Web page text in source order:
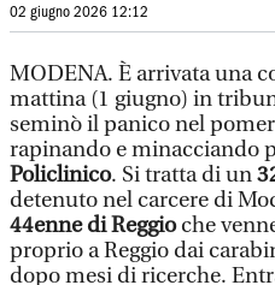
02 giugno 2026 12:12
MODENA. È arrivata una
mattina (1 giugno) in
seminò il panico nel
rapinando e minacciando
Policlinico. Si tratta di un
detenuto nel carcere di
44enne di Reggioche
proprio a Reggio dai
dopo mesi di ricerche.